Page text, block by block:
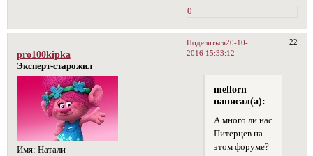
0
Поделиться 22
20-10-
2016 15:33:12
pro100kipka
Эксперт-старожил
Имя: Натали
mellorn
написал(а):
А много ли нас
Питерцев на
этом форуме?